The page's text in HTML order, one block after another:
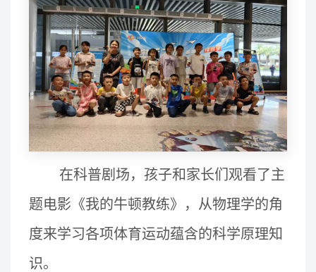
在科普剧场，孩子和家长们观看了主
题电影《我的牛顿教练》，从物理学的角
度来学习各项体育运动蕴含的科学原理知
识。